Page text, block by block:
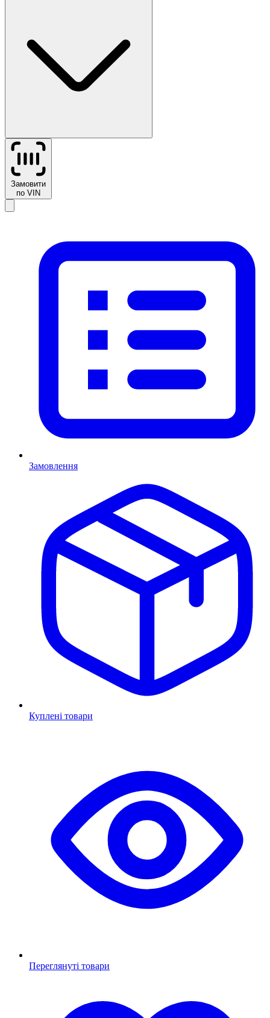
Замовити
по VIN
Замовлення
Куплені товари
Переглянуті товари